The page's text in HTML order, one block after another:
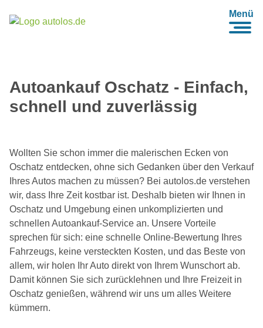
Menü
Autoankauf Oschatz - Einfach,
schnell und zuverlässig
Wollten Sie schon immer die malerischen Ecken von
Oschatz entdecken, ohne sich Gedanken über den Verkauf
Ihres Autos machen zu müssen? Bei autolos.de verstehen
wir, dass Ihre Zeit kostbar ist. Deshalb bieten wir Ihnen in
Oschatz und Umgebung einen unkomplizierten und
schnellen Autoankauf-Service an. Unsere Vorteile
sprechen für sich: eine schnelle Online-Bewertung Ihres
Fahrzeugs, keine versteckten Kosten, und das Beste von
allem, wir holen Ihr Auto direkt von Ihrem Wunschort ab.
Damit können Sie sich zurücklehnen und Ihre Freizeit in
Oschatz genießen, während wir uns um alles Weitere
kümmern.